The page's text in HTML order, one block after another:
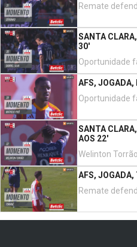
SANTA
30'
AFS, JOGADA,
SANTA
AOS 22'
AFS, JOGADA,